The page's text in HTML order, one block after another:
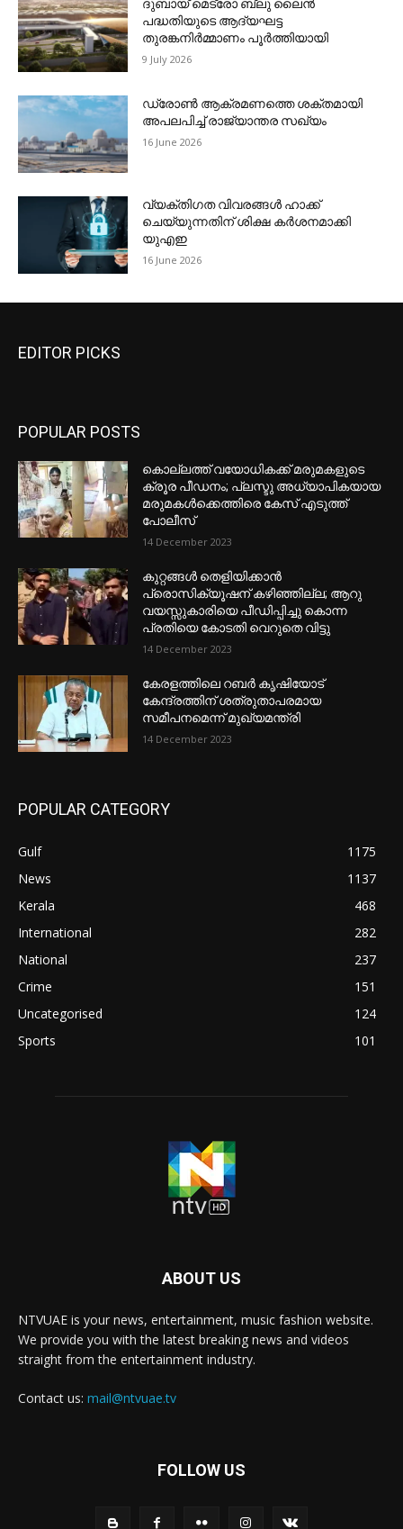
ദുബായ് മെട്രോ ബ്ലു ലൈന്‍
പദ്ധതിയുടെ ആദ്യഘട്ട
തുരങ്കനിര്‍മ്മാണം പൂര്‍ത്തിയായി
9 July 2026
ഡ്രോണ്‍ ആക്രമണത്തെ ശക്തമായി
അപലപിച്ച് രാജ്യാന്തര സഖ്യം
16 June 2026
വ്യക്തിഗത വിവരങ്ങള്‍ ഹാക്ക്
ചെയ്യുന്നതിന് ശിക്ഷ കര്‍ശനമാക്കി
യുഎഇ
16 June 2026
EDITOR PICKS
POPULAR POSTS
കൊല്ലത്ത് വയോധികക്ക് മരുമകളുടെ
ക്രൂര പീഡനം; പ്ലസ്ടു അധ്യാപികയായ
മരുമകൾക്കെത്തിരെ കേസ് എടുത്ത്
പോലീസ്
14 December 2023
കുറ്റങ്ങൾ തെളിയിക്കാൻ
പ്രൊസിക്യൂഷന് കഴിഞ്ഞില്ല; ആറു
വയസ്സുകാരിയെ പീഡിപ്പിച്ചു കൊന്ന
പ്രതിയെ കോടതി വെറുതെ വിട്ടു
14 December 2023
കേരളത്തിലെ റബർ കൃഷിയോട്
കേന്ദ്രത്തിന് ശത്രുതാപരമായ
സമീപനമെന്ന് മുഖ്യമന്ത്രി
14 December 2023
POPULAR CATEGORY
Gulf
1175
News
1137
Kerala
468
International
282
National
237
Crime
151
Uncategorised
124
Sports
101
ABOUT US
NTVUAE is your news, entertainment, music fashion website.
We provide you with the latest breaking news and videos
straight from the entertainment industry.
Contact us: mail@ntvuae.tv
FOLLOW US